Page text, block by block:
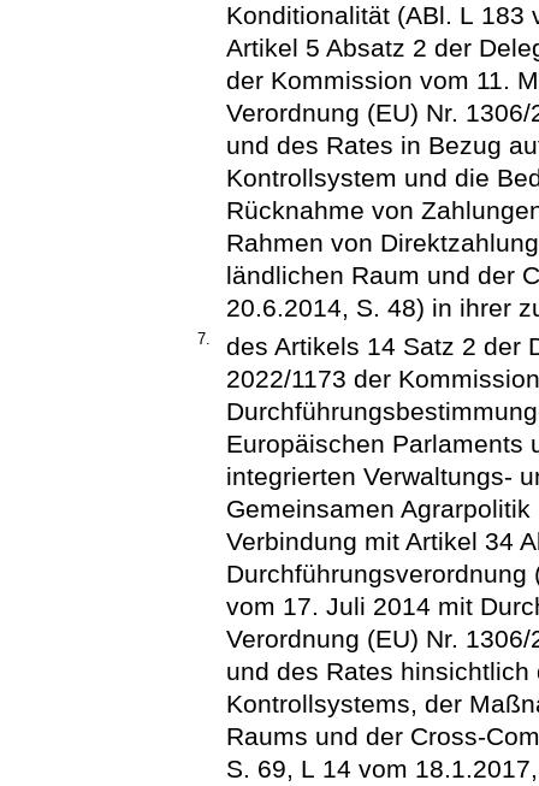
Konditionalität (ABl. L 183
Artikel 5 Absatz 2 der
der Kommission vom 11.
Verordnung (EU) Nr.
und des Rates in Bezug
Kontrollsystem und die
Rücknahme von
Rahmen von
ländlichen Raum und der
20.6.2014, S. 48) in ihrer
7.
des Artikels 14 Satz 2 der
2022/1173 der
Europäischen Parlaments
integrierten Verwaltungs-
Gemeinsamen
Verbindung mit Artikel 34
Durchführungsverordnung
vom 17. Juli 2014 mit
Verordnung (EU) Nr.
und des Rates
Kontrollsystems, der
Raums und der Cross-
S. 69, L 14 vom